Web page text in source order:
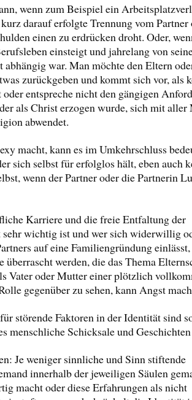
wenn zum Beispiel ein
darauf erfolgte Trennung vom Partner
einen zu erdrücken droht. Oder,
einsteigt und jahrelang von
abhängig war. Man möchte den Eltern
zurückgeben und kommt sich vor, als
entspreche nicht den gängigen
als Christ erzogen wurde, sich mit aller
abwendet.
macht, kann es im Umkehrschluss
sich selbst für erfolglos hält, eben auch
wenn der Partner oder die Partnerin
Karriere und die freie Entfaltung der
wichtig ist und wer sich widerwillig
auf eine Familiengründung
überrascht werden, die das Thema
Vater oder Mutter einer plötzlich
gegenüber zu sehen, kann Angst
störende Faktoren in der Identität sind
menschliche Schicksale und
Je weniger sinnliche und Sinn stiftende
innerhalb der jeweiligen Säulen
macht oder diese Erfahrungen als nicht